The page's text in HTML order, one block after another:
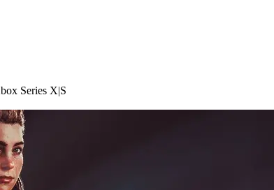
Series X|S